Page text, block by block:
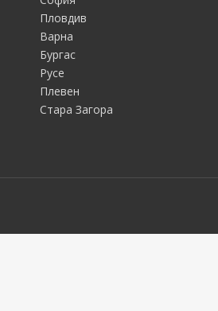
Пловдив
Варна
Бургас
Русе
Плевен
Стара Загора